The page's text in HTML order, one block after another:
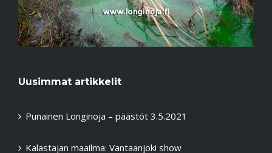
Uusimmat artikkelit
Punainen Longinoja – päästöt 3.5.2021
Kalastajan maailma: Vantaanjoki show